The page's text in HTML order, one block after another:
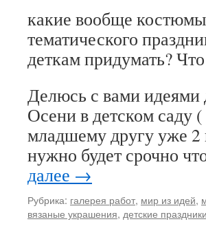
какие вообще
тематического
деткам придумать?
Делюсь с вами идеями
Осени в детском саду
младшему другу уже 2
нужно будет срочно
далее →
Рубрика: галерея работ, мир из идей,
вязаные украшения, детские праздники